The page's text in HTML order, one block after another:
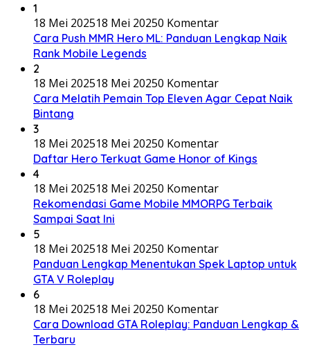
1
18 Mei 202518 Mei 20250 Komentar
Cara Push MMR Hero ML: Panduan Lengkap Naik
Rank Mobile Legends
2
18 Mei 202518 Mei 20250 Komentar
Cara Melatih Pemain Top Eleven Agar Cepat Naik
Bintang
3
18 Mei 202518 Mei 20250 Komentar
Daftar Hero Terkuat Game Honor of Kings
4
18 Mei 202518 Mei 20250 Komentar
Rekomendasi Game Mobile MMORPG Terbaik
Sampai Saat Ini
5
18 Mei 202518 Mei 20250 Komentar
Panduan Lengkap Menentukan Spek Laptop untuk
GTA V Roleplay
6
18 Mei 202518 Mei 20250 Komentar
Cara Download GTA Roleplay: Panduan Lengkap &
Terbaru